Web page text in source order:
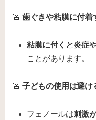
🚨 歯ぐきや粘膜に付着
粘膜に付くと炎症
ことがあります。
🚨 子どもの使用は避け
フェノールは刺激